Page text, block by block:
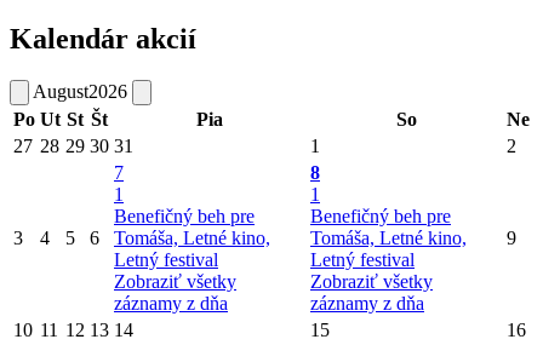
Kalendár akcií
August2026
Po Ut St Št Pia So
Ne
27 28 29 30 31 1 2
3 4 5 6
7
1
Benefičný beh pre
Tomáša, Letné kino,
Letný festival
Zobraziť všetky
záznamy z dňa
8
1
Benefičný beh pre
Tomáša, Letné kino,
Letný festival
Zobraziť všetky
záznamy z dňa
9
10 11 12 13 14 15
16